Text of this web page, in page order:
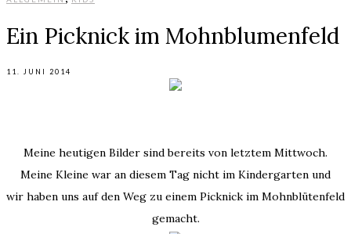
Ein Picknick im Mohnblumenfeld
11. JUNI 2014
Meine heutigen Bilder sind bereits von letztem Mittwoch.
Meine Kleine war an diesem Tag nicht im Kindergarten und
wir haben uns auf den Weg zu einem Picknick im Mohnblütenfeld
gemacht.